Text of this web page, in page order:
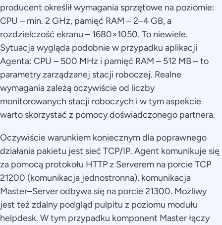
producent określił wymagania sprzętowe na poziomie:
CPU – min. 2 GHz, pamięć RAM – 2–4 GB, a
rozdzielczość ekranu – 1680×1050. To niewiele.
Sytuacja wygląda podobnie w przypadku aplikacji
Agenta: CPU – 500 MHz i pamięć RAM – 512 MB – to
parametry zarządzanej stacji roboczej. Realne
wymagania zależą oczywiście od liczby
monitorowanych stacji roboczych i w tym aspekcie
warto skorzystać z pomocy doświadczonego partnera.
Oczywiście warunkiem koniecznym dla poprawnego
działania pakietu jest sieć TCP/IP. Agent komunikuje się
za pomocą protokołu HTTP z Serverem na porcie TCP
21200 (komunikacja jednostronna), komunikacja
Master–Server odbywa się na porcie 21300. Możliwy
jest też zdalny podgląd pulpitu z poziomu modułu
helpdesk. W tym przypadku komponent Master łączy